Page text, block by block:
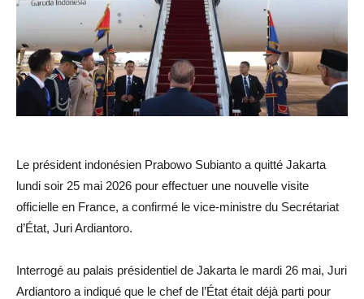
Le président indonésien Prabowo Subianto a quitté Jakarta
lundi soir 25 mai 2026 pour effectuer une nouvelle visite
officielle en France, a confirmé le vice-ministre du Secrétariat
d’État, Juri Ardiantoro.
Interrogé au palais présidentiel de Jakarta le mardi 26 mai, Juri
Ardiantoro a indiqué que le chef de l’État était déjà parti pour